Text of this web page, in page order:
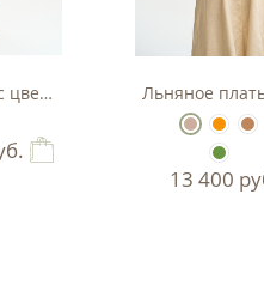
цветочным принтом
Льняное
13 400